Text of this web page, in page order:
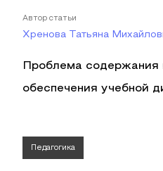
Автор статьи
Хренова Татьяна
Проблема содержания
обеспечения учебной
Педагогика